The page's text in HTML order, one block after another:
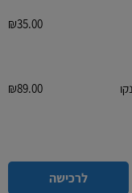
₪35.00
₪89.00
לרכישה